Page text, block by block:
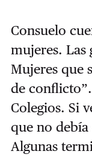
Consuelo
mujeres. Las
Mujeres que
de conflicto”.
Colegios. Si
que no
Algunas